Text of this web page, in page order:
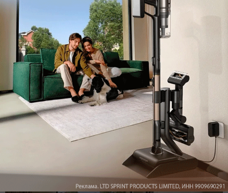
Комментарии
Мы знаем, вам есть что сказать!
ВойдитеилиЗарегистрируйтесь , чтобы
оставить комментарий
Рекомендуем